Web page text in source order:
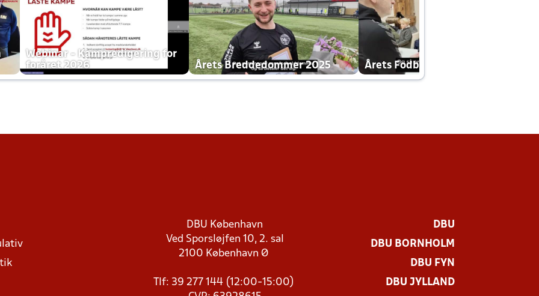
Webinar - Kampredigering for
foråret 2026
Årets Breddedommer 2025 Årets Fodboldklub 2025 mp4
DBU København
Ved Sporsløjfen 10, 2. sal
2100 København Ø
Tlf: 39 277 144 (12:00-15:00)
DBU
DBU BORNHOLM
DBU FYN
DBU JYLLAND